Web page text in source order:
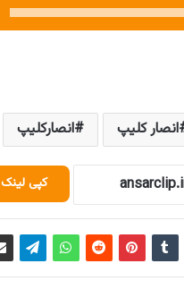
انصار کلیپ انصارکلیپ
کپی لینک